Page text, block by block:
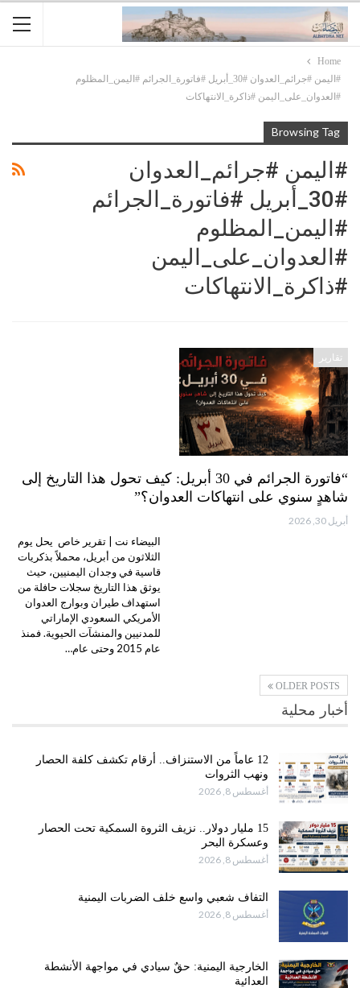
Home
#اليمن #جرائم_العدوان #30_أبريل #فاتورة_الجرائم #اليمن_المظلوم
#العدوان_على_اليمن #ذاكرة_الانتهاكات
Browsing Tag
#اليمن #جرائم_العدوان
#30_أبريل #فاتورة_الجرائم
#اليمن_المظلوم
#العدوان_على_اليمن
#ذاكرة_الانتهاكات
تقارير
“فاتورة الجرائم في 30 أبريل: كيف تحول هذا التاريخ إلى
شاهدٍ سنوي على انتهاكات العدوان؟”
أبريل 30, 2026
البيضاء نت | تقرير خاص يحل يوم
الثلاثون من أبريل، محملاً بذكريات
قاسية في وجدان اليمنيين، حيث
يوثق هذا التاريخ سجلات حافلة من
استهداف طيران وبوارج العدوان
الأمريكي السعودي الإماراتي
للمدنيين والمنشآت الحيوية. فمنذ
عام 2015 وحتى عام…
OLDER POSTS
أخبار محلية
12 عاماً من الاستنزاف.. أرقام تكشف كلفة الحصار
ونهب الثروات
أغسطس 8, 2026
15 مليار دولار.. نزيف الثروة السمكية تحت الحصار
وعسكرة البحر
أغسطس 8, 2026
التفاف شعبي واسع خلف الضربات اليمنية
أغسطس 8, 2026
الخارجية اليمنية: حقٌ سيادي في مواجهة الأنشطة
العدائية